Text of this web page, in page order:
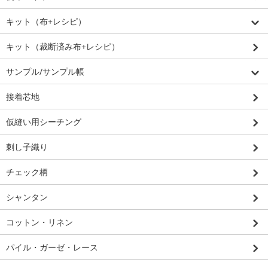
キット（布+レシピ）
キット（裁断済み布+レシピ）
サンプル/サンプル帳
接着芯地
仮縫い用シーチング
刺し子織り
チェック柄
シャンタン
コットン・リネン
パイル・ガーゼ・レース